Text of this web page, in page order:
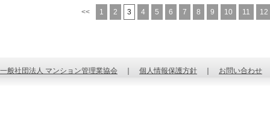
<< 1 2 3 4 5 6 7 8 9 10 11 12
一般社団法人 マンション管理業協会 個人情報保護方針 お問い合わせ